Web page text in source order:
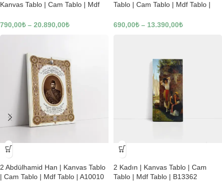
Kanvas Tablo | Cam Tablo | Mdf
790,00₺ – 20.890,00₺
Tablo | Cam Tablo | Mdf Tablo |
690,00₺ – 13.390,00₺
-23%
2 Abdülhamid Han | Kanvas Tablo
| Cam Tablo | Mdf Tablo | A10010
-23%
2 Kadın | Kanvas Tablo | Cam
Tablo | Mdf Tablo | B13362